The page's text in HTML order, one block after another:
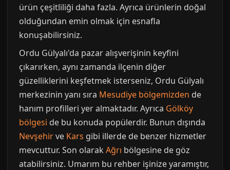
ürün çeşitliliği daha fazla. Ayrıca ürünlerin doğal
olduğundan emin olmak için esnafla
konuşabilirsiniz.
Ordu Gülyalı'da pazar alışverişinin keyfini
çıkarırken, aynı zamanda ilçenin diğer
güzelliklerini keşfetmek isterseniz, Ordu Gülyalı
merkezinin yanı sıra Mesudiye bölgemizden de
hanım profilleri yer almaktadır. Ayrıca Gölköy
bölgesi de bu konuda popülerdir. Bunun dışında
Nevşehirve Kars gibi illerde de benzer hizmetler
mevcuttur. Son olarak Ağrı bölgesine de göz
atabilirsiniz. Umarım bu rehber işinize yaramıştır,